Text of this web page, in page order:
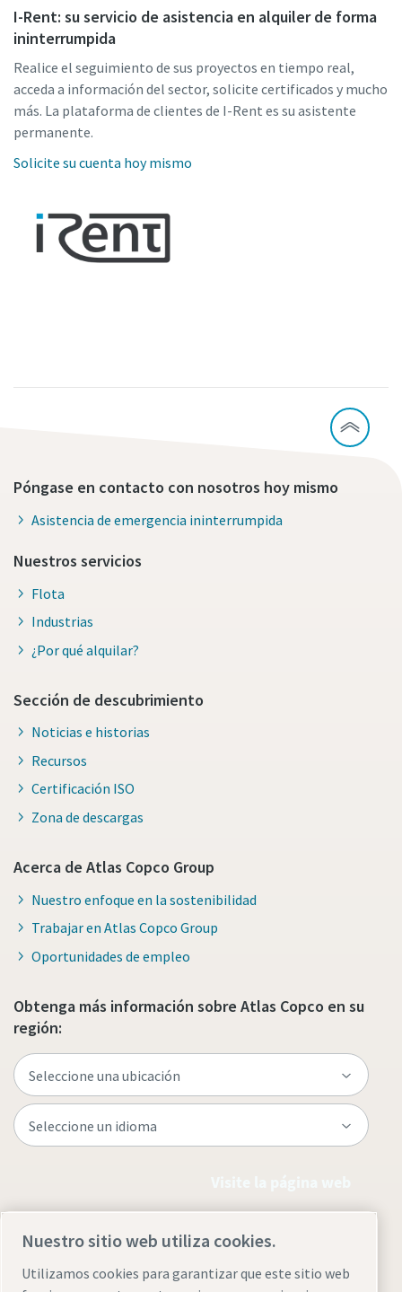
I-Rent: su servicio de asistencia en alquiler de forma
ininterrumpida
Realice el seguimiento de sus proyectos en tiempo real,
acceda a información del sector, solicite certificados y mucho
más. La plataforma de clientes de I-Rent es su asistente
permanente.
Solicite su cuenta hoy mismo
Póngase en contacto con nosotros hoy mismo
Asistencia de emergencia ininterrumpida
Nuestros servicios
Flota
Industrias
¿Por qué alquilar?
Sección de descubrimiento
Noticias e historias
Recursos
Certificación ISO
Zona de descargas
Acerca de Atlas Copco Group
Nuestro enfoque en la sostenibilidad
Trabajar en Atlas Copco Group
Oportunidades de empleo
Obtenga más información sobre Atlas Copco en su
región:
Nuestro sitio web utiliza cookies.
Utilizamos cookies para garantizar que este sitio web